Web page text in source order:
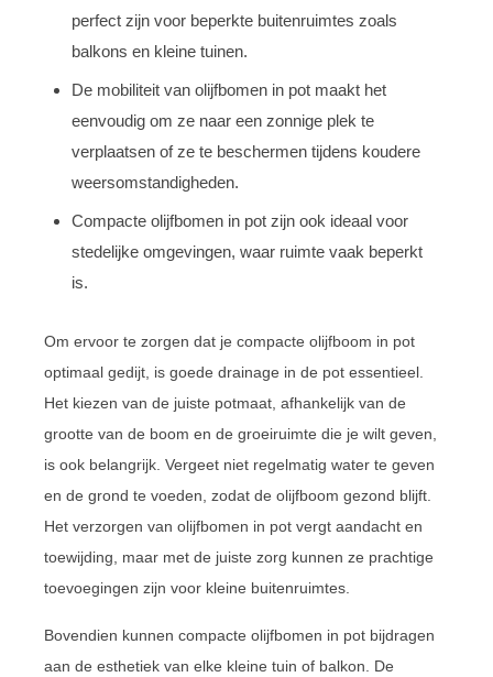
perfect zijn voor beperkte buitenruimtes zoals
balkons en kleine tuinen.
De mobiliteit van olijfbomen in pot maakt het
eenvoudig om ze naar een zonnige plek te
verplaatsen of ze te beschermen tijdens koudere
weersomstandigheden.
Compacte olijfbomen in pot zijn ook ideaal voor
stedelijke omgevingen, waar ruimte vaak beperkt
is.
Om ervoor te zorgen dat je compacte olijfboom in pot
optimaal gedijt, is goede drainage in de pot essentieel.
Het kiezen van de juiste potmaat, afhankelijk van de
grootte van de boom en de groeiruimte die je wilt geven,
is ook belangrijk. Vergeet niet regelmatig water te geven
en de grond te voeden, zodat de olijfboom gezond blijft.
Het verzorgen van olijfbomen in pot vergt aandacht en
toewijding, maar met de juiste zorg kunnen ze prachtige
toevoegingen zijn voor kleine buitenruimtes.
Bovendien kunnen compacte olijfbomen in pot bijdragen
aan de esthetiek van elke kleine tuin of balkon. De